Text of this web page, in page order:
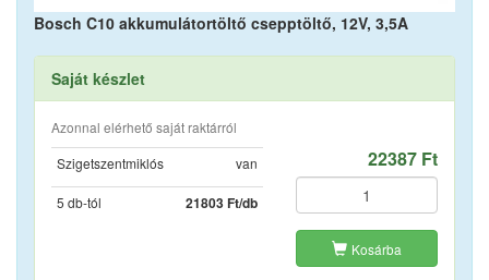
Bosch C10 akkumulátortöltő csepptöltő, 12V, 3,5A
Saját készlet
Azonnal elérhető saját raktárról
Szigetszentmiklós
van
5 db-tól 21803 Ft/db
22387 Ft
Kosárba